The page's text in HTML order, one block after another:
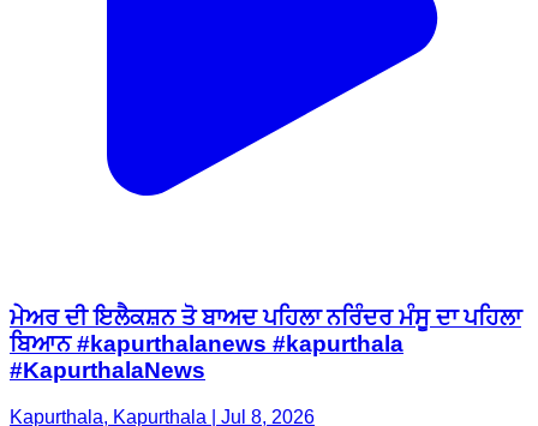
ਮੇਅਰ ਦੀ ਇਲੈਕਸ਼ਨ ਤੋ ਬਾਅਦ ਪਹਿਲਾ ਨਰਿੰਦਰ ਮੰਸੂ ਦਾ ਪਹਿਲਾ